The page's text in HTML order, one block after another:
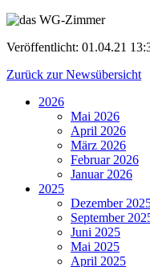
Veröffentlicht: 01.04.21
Zurück zur Newsübersicht
2026
Mai 2026
April 2026
März 2026
Februar 2026
Januar 2026
2025
Dezember
September
Juni 2025
Mai 2025
April 2025